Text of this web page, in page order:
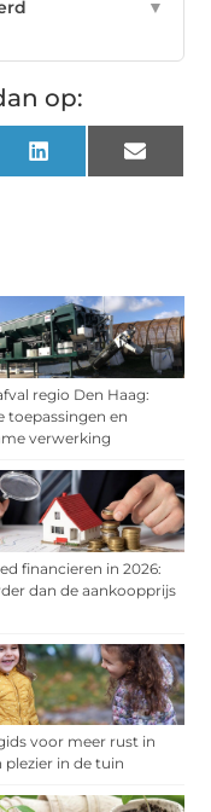
regio Den Haag:
toepassingen en
verwerking
financieren in 2026:
dan de aankoopprijs
voor meer rust in
plezier in de tuin
▼
op:
LinkedIn Email